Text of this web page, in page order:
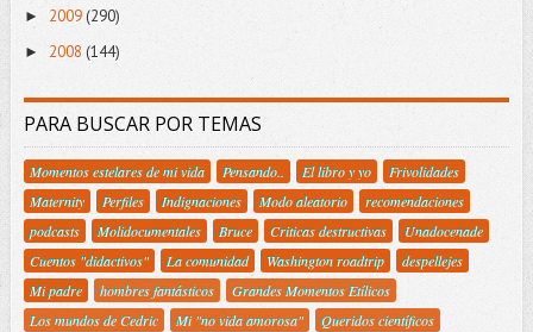
► 2009(290)
► 2008 (144)
PARA BUSCAR POR TEMAS
Momentos estelares de mi vida Pensando.. El libro y yo
Frivolidades
Maternity
Perfiles Indignaciones Modo aleatorio
recomendaciones
podcasts
Molidocumentales Bruce Criticas destructivas
Unadocenade
Cuentos "didactivos"
La comunidad Washington roadtrip
despellejes
Mi padre
hombres fantásticos
Grandes Momentos Etílicos
Los mundos de Cedric
Mi "no vida amorosa"
Queridos científicos